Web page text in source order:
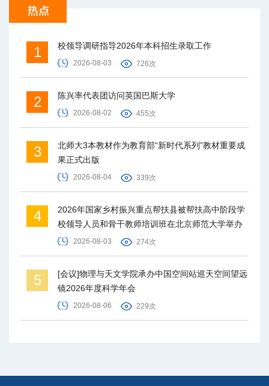
1 校领导调研指导2026年本科招生录取工作
2026-08-03 726次
2 陈兴率代表团访问英国巴斯大学
2026-08-02 455次
3
北师大3本教材作为教育部“新时代系列”教材重要成
果正式出版
2026-08-04 339次
4
2026年国家乡村振兴重点帮扶县被帮扶高中阶段学
校领导人员和骨干教师培训班在北京师范大学举办
2026-08-03 274次
5
[会议]物理与天文学院承办中国空间站巡天空间望远
镜2026年度科学年会
2026-08-06 229次